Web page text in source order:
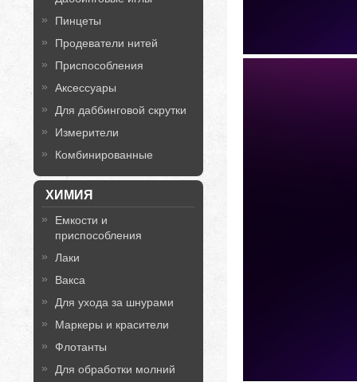
Пинцеты
Продеватели нитей
Приспособления
Аксессуары
Для даббинговой скрутки
Измерители
Комбинированные
ХИМИЯ
Емкости и
приспособления
Лаки
Вакса
Для ухода за шнурами
Маркеры и красители
Флотанты
Для обработки молний